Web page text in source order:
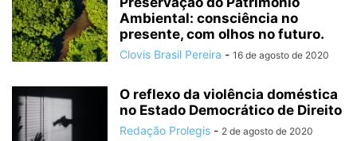
Ambiental: consciência no
presente, com olhos no futuro.
Clovis Brasil Pereira - 16 de agosto de 2020
O reflexo da violência doméstica
no Estado Democrático de Direito
Redação Prolegis - 2 de agosto de 2020